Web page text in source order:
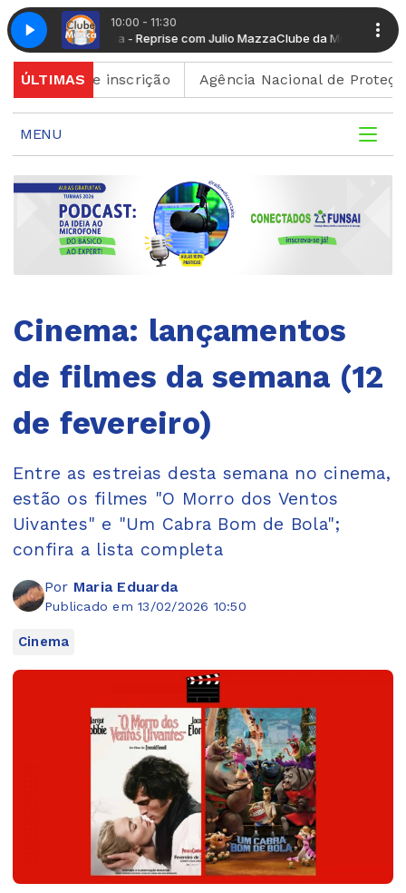
10:00 - 11:30
da Música - Reprise com Julio Mazza Clube da Música - Reprise
ÚLTIMAS
de inscrição Agência Nacional de Proteção de
MENU
Cinema: lançamentos
de filmes da semana (12
de fevereiro)
Entre as estreias desta semana no cinema,
estão os filmes "O Morro dos Ventos
Uivantes" e "Um Cabra Bom de Bola";
confira a lista completa
Por Maria Eduarda
Publicado em 13/02/2026 10:50
Cinema